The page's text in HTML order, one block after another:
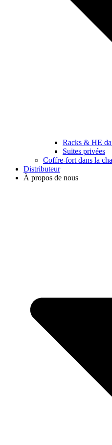
Racks & HE
Suites privées
Coffre-fort dans la
Distributeur
À propos de nous